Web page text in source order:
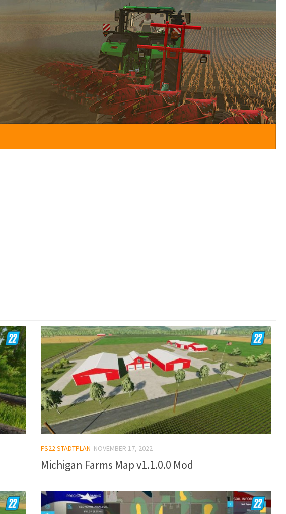
FS22 STADTPLAN NOVEMBER 17, 2022
Michigan Farms Map v1.1.0.0 Mod